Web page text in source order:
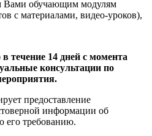
обучающим модулям
с материалами, видео-уроков),
течение 14 дней с момента
консультации по
предоставление
информации об
его требованию.